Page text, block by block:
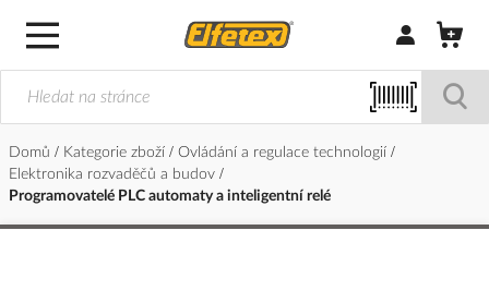
Přihlásit/
Domů Kategorie zboží
Ovládání a regulace technologií
Elektronika rozvaděčů a budov
Programovatelé PLC automaty a inteligentní relé